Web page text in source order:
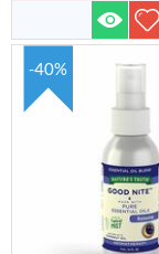
-40%